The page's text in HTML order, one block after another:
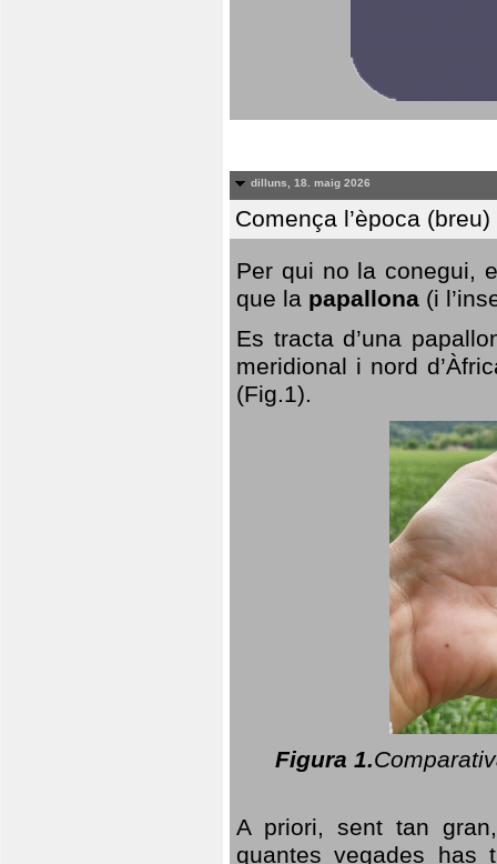
dilluns, 18. maig 2026
Comença l’època
Per qui no la conegui,
que la papallona (i
Es tracta d’una
meridional i nord
(Fig.1).
Figura 1.
A priori, sent tan
quantes vegades has